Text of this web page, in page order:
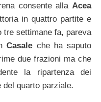
consente alla Acea
in quattro partite e
tre settimane fa, pareva
Casale che ha saputo
due frazioni ma che
la ripartenza dei
quarto parziale.